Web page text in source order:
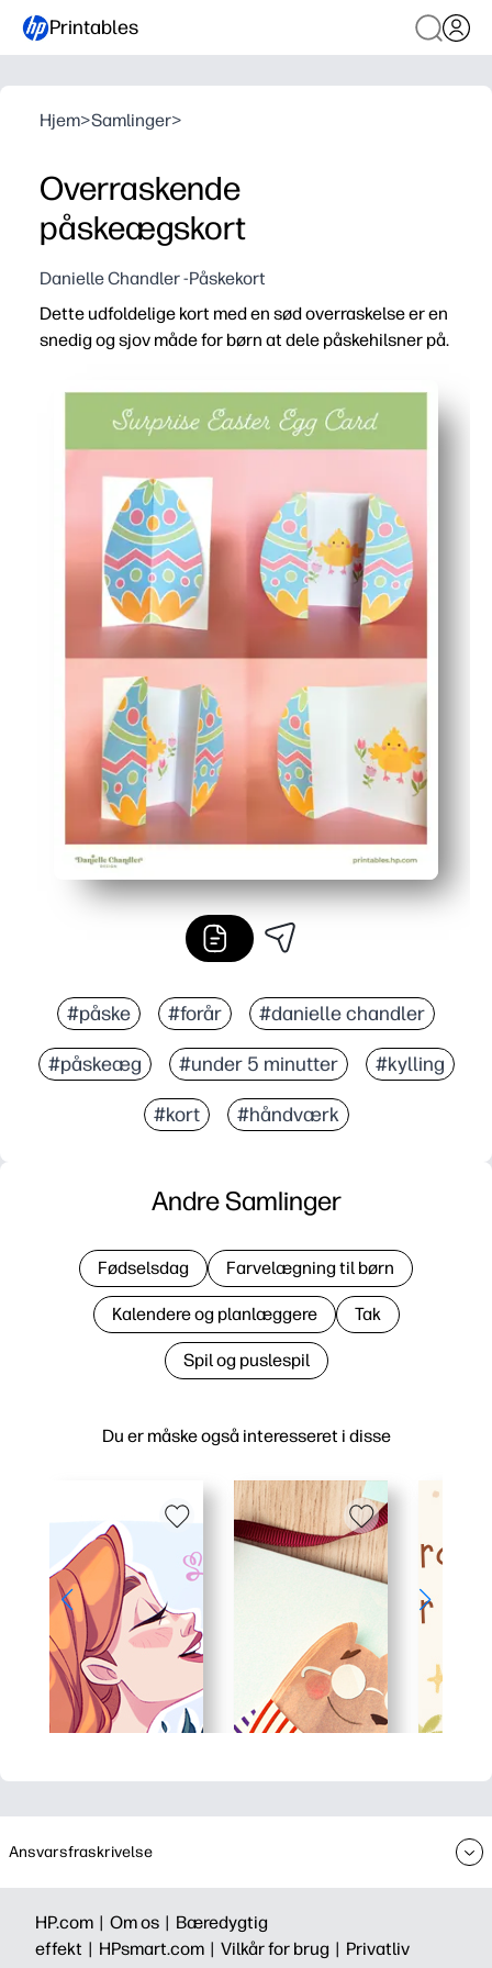
Printables
Hjem>Samlinger>
Overraskende
påskeægskort
Danielle Chandler -Påskekort
Dette udfoldelige kort med en sød overraskelse er en
snedig og sjov måde for børn at dele påskehilsner på.
Udskriv, klip og fold på få minutter - ingen
Engagerer børn med en praktisk afsløring, der får
Perfekt til klasseværelser, legedater eller familiepost -
Opbygger finmotoriske færdigheder og kreativitet,
#påske #forår #danielle chandler
#påskeæg #under 5 minutter #kylling
#kort #håndværk
Du er måske også interesseret i disse
Andre Samlinger
Fødselsdag Farvelægning til børn
Kalendere og planlæggere Tak
Spil og puslespil
Ansvarsfraskrivelse
HP.com | Om os | Bæredygtig
effekt | HPsmart.com | Vilkår for brug | Privatliv